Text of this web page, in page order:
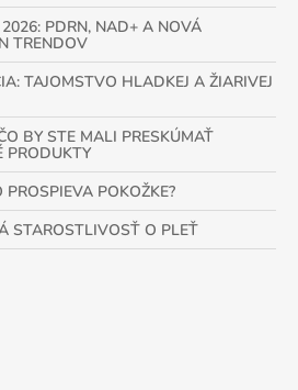
PDRN, NAD+ A NOVÁ
TRENDOV
TAJOMSTVO HLADKEJ A ŽIARIVEJ
BY STE MALI PRESKÚMAŤ
PRODUKTY
PROSPIEVA POKOŽKE?
STAROSTLIVOSŤ O PLEŤ